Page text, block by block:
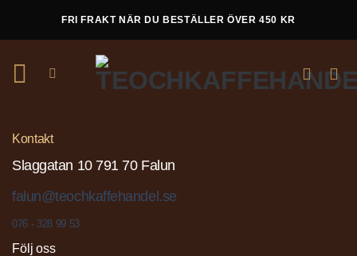
FRI FRAKT NÄR DU BESTÄLLER ÖVER 450 KR
Kontakt
Slaggatan 10 791 70 Falun
falun@teochkaffehandel.se
076 - 328 99 53
Följ oss